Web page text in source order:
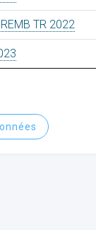
TR 2022